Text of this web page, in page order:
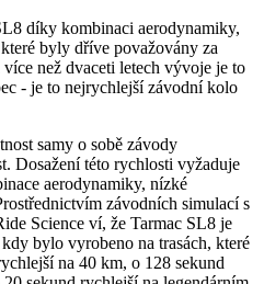
díky kombinaci aerodynamiky,
byly dříve považovány za
než dvaceti letech vývoje je to
- je to nejrychlejší závodní kolo
samy o sobě závody
Dosažení této rychlosti vyžaduje
aerodynamiky, nízké
závodních simulací s
Science ví, že Tarmac SL8 je
bylo vyrobeno na trasách, které
na 40 km, o 128 sekund